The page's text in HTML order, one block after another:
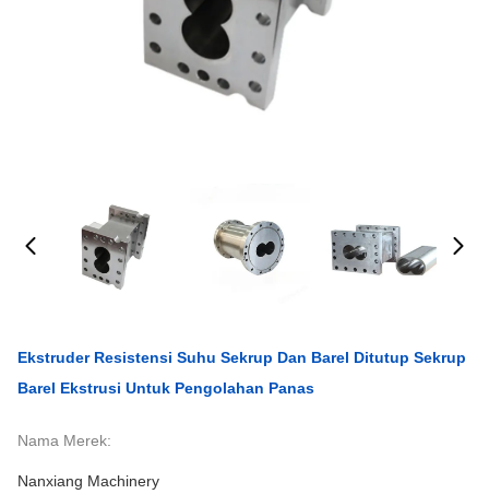
Ekstruder Resistensi Suhu Sekrup Dan Barel Ditutup Sekrup
Barel Ekstrusi Untuk Pengolahan Panas
Nama Merek:
Nanxiang Machinery